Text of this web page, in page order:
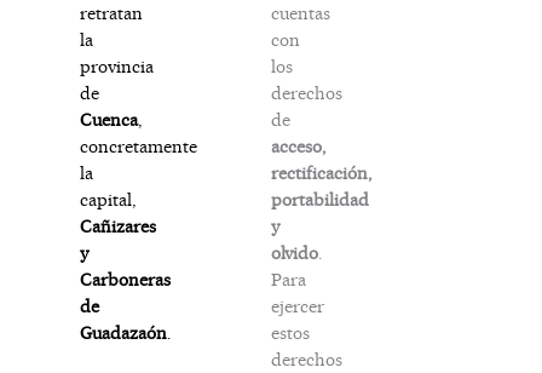
retratan
la
provincia
de
Cuenca,
concretamente
la
capital,
Cañizares
y
Carboneras
de
Guadazaón.
cuentas
con
los
derechos
de
acceso,
rectificación,
portabilidad
y
olvido.
Para
ejercer
estos
derechos